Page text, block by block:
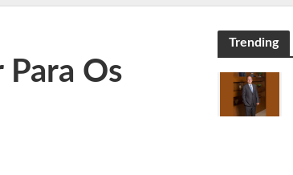
Para Os
Trending